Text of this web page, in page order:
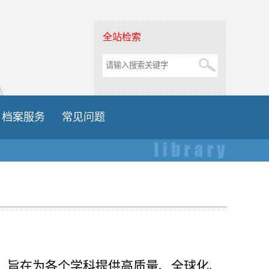
全站检索
档案服务 常见问题
在为各个学科提供高质量、全球化、